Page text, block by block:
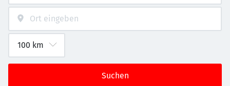
Suchen